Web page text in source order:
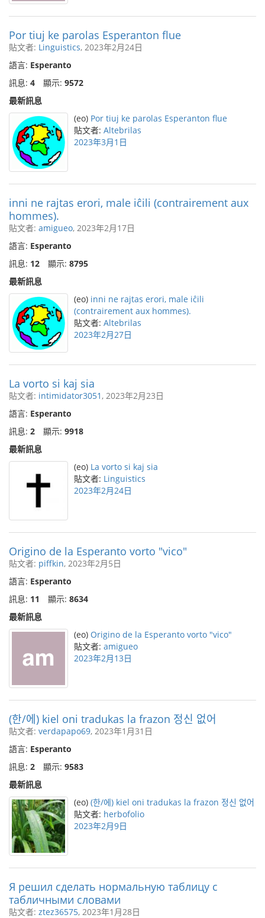
Por tiuj ke parolas Esperanton flue
貼文者: Linguistics, 2023年2月24日
語言: Esperanto
訊息: 4 顯示: 9572
最新訊息
(eo) Por tiuj ke parolas Esperanton flue
貼文者: Altebrilas
2023年3月1日
inni ne rajtas erori, male iĉili (contrairement aux
hommes).
貼文者: amigueo, 2023年2月17日
語言: Esperanto
訊息: 12 顯示: 8795
最新訊息
(eo) inni ne rajtas erori, male iĉili
(contrairement aux hommes).
貼文者: Altebrilas
2023年2月27日
La vorto si kaj sia
貼文者: intimidator3051 , 2023年2月23日
語言: Esperanto
訊息: 2 顯示: 9918
最新訊息
(eo) La vorto si kaj sia
貼文者: Linguistics
2023年2月24日
Origino de la Esperanto vorto "vico"
貼文者: piffkin, 2023年2月5日
語言: Esperanto
訊息: 11 顯示: 8634
最新訊息
(eo) Origino de la Esperanto vorto "vico"
貼文者: amigueo
2023年2月13日
(한/에) kiel oni tradukas la frazon 정신 없어
貼文者: verdapapo69, 2023年1月31日
語言: Esperanto
訊息: 2 顯示: 9583
最新訊息
(eo) (한/에) kiel oni tradukas la frazon 정신 없어
貼文者: herbofolio
2023年2月9日
Я решил сделать нормальную таблицу с
табличными словами
貼文者: ztez36575, 2023年1月28日